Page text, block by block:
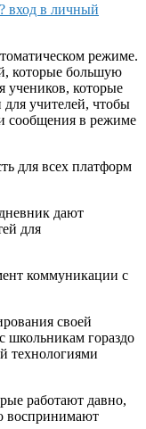
вход в личный
режиме.
которые большую
учеников, которые
для учителей, чтобы
сообщения в режиме
для всех платформ
дают
для
коммуникации с
своей
школьникам гораздо
технологиями
работают давно,
воспринимают